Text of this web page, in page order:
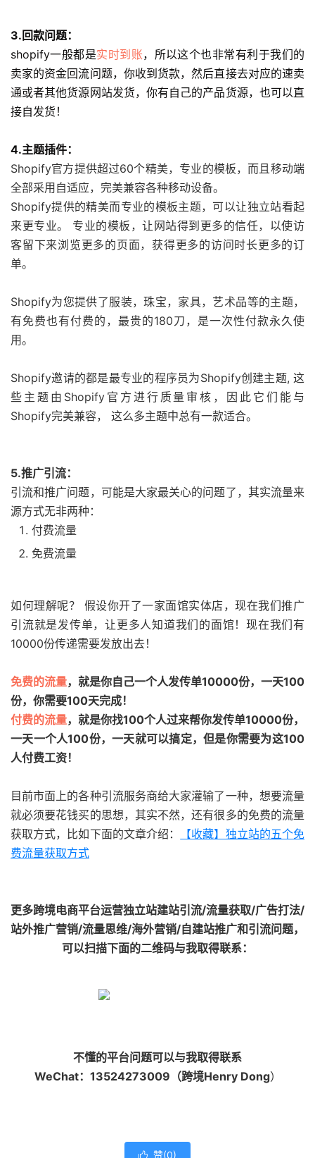
3.回款问题：
shopify一般都是实时到账，所以这个也非常有利于我们的
卖家的资金回流问题，你收到货款，然后直接去对应的速卖
通或者其他货源网站发货，你有自己的产品货源，也可以直
接自发货！
4.主题插件：
Shopify官方提供超过60个精美，专业的模板，而且移动端
全部采用自适应，完美兼容各种移动设备。
Shopify提供的精美而专业的模板主题，可以让独立站看起
来更专业。 专业的模板，让网站得到更多的信任，以使访
客留下来浏览更多的页面，获得更多的访问时长更多的订
单。
Shopify为您提供了服装，珠宝，家具，艺术品等的主题，
有免费也有付费的，最贵的180刀，是一次性付款永久使
用。
Shopify邀请的都是最专业的程序员为Shopify创建主题, 这
些主题由Shopify官方进行质量审核，因此它们能与
Shopify完美兼容， 这么多主题中总有一款适合。
5.推广引流：
引流和推广问题，可能是大家最关心的问题了，其实流量来
源方式无非两种：
付费流量
免费流量
如何理解呢？ 假设你开了一家面馆实体店，现在我们推广
引流就是发传单，让更多人知道我们的面馆！现在我们有
10000份传递需要发放出去！
免费的流量，就是你自己一个人发传单10000份，一天100
份，你需要100天完成！
付费的流量，就是你找100个人过来帮你发传单10000份，
一天一个人100份，一天就可以搞定，但是你需要为这100
人付费工资！
目前市面上的各种引流服务商给大家灌输了一种，想要流量
就必须要花钱买的思想，其实不然，还有很多的免费的流量
获取方式，比如下面的文章介绍：
【收藏】独立站的五个免
费流量获取方式
更多跨境电商平台运营独立站建站引流/流量获取/广告打法/
站外推广营销/流量思维/海外营销/自建站推广和引流问题，
可以扫描下面的二维码与我取得联系：
不懂的平台问题可以与我取得联系
WeChat：13524273009（跨境Henry Dong）
 赞(0)